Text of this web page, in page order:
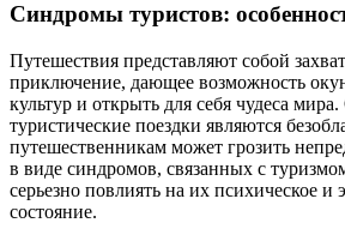
Синдромы туристов:
Путешествия представляют собой
приключение, дающее возможность
культур и открыть для себя чудеса
туристические поездки являются
путешественникам может грозить
в виде синдромов, связанных с
серьезно повлиять на их психическое и
состояние.